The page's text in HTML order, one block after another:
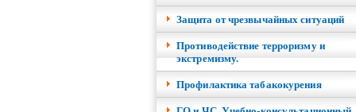
Защита от чрезвычайных ситуаций
Противодействие терроризму и
экстремизму.
Профилактика табакокурения